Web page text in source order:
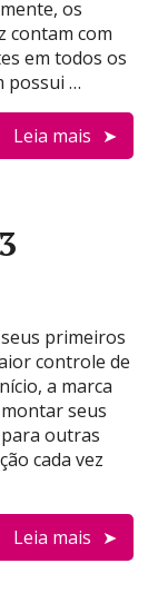
os
contam com
em todos os
possui …
Leia mais
primeiros
controle de
a marca
seus
outras
cada vez
Leia mais